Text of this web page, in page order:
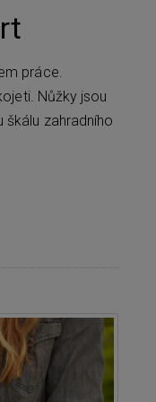
práce.
Nůžky jsou
škálu zahradního